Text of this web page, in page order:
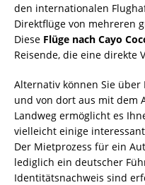
den internationalen
Direktflüge von mehreren
Diese Flüge nach Cayo
Reisende, die eine direkte
Alternativ können Sie über
und von dort aus mit dem
Landweg ermöglicht es
vielleicht einige
Der Mietprozess für ein
lediglich ein deutscher
Identitätsnachweis sind